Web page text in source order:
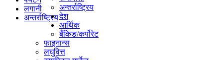
लगानी
अन्तर्राष्ट्रिय
अन्तर्राष्ट्रिय
देश
आर्थिक
बैंकिङ/कर्पोरेट
फाइनान्स
लघुवित्त